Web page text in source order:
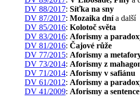
DV 88/2017: Síťka na sny
DV 87/2017: Mozaika dnía další
DV 85/2016: Kolotoč světa
DV 83/2016: Aforismy a
DV 81/2016: Čajové růže
DV 77/2015: Aforismy a
DV 73/2014: Aforismy z
DV 71/2014: Aforismy v safiánu
DV 61/2012: Aforismy a
DV 41/2009: Aforismy a sentence